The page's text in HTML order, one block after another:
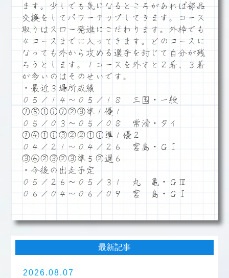
ます。少しでも気になるところがあれば部品
交換をしてパワーアップしてきます。コース
取りはスロー発進にこだわります。外枠でも
４コースまでに入ってきます。どのコースに
なっても外から攻める選手を封じて自分が残
ろうとします。１コースを外すと２着、３着
が多いのはそのせいです。
・最近３場所成績
０５／１４～０５／１８ 三国・一般
①⑤①①①②③準１優１
０５／０３～０５／０８ 常滑・タイ
①④①①③②②①①準１優２
０４／２１～０４／２６ 宮島・ＧⅠ
③⑥②③②③準５②選６
・今後の出走予定
０５／２６～０５／３１ 丸 亀・ＧⅢ
０６／０４～０６／０９ 宮 島・ＧⅠ
最新記事
2026.08.07